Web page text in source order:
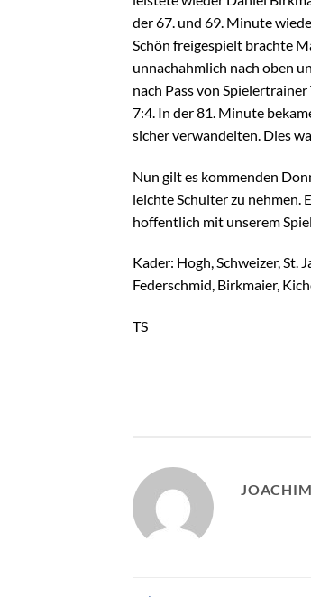
der 67. und 69. Minute
Schön freigespielt brachte
unnachahmlich nach oben
nach Pass von
7:4. In der 81. Minute
sicher verwandelten. Dies
Nun gilt es kommenden
leichte Schulter zu nehmen.
hoffentlich mit unserem
Kader: Hogh, Schweizer, St.
Federschmid, Birkmaier,
TS